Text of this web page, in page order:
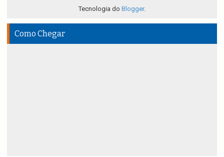
Tecnologia do Blogger.
Como Chegar